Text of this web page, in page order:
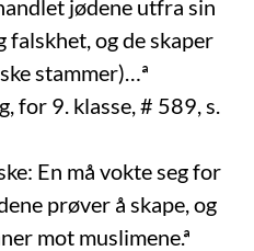
jødene utfra sin
falskhet, og de skaper
stammer)…ª
for 9. klasse, # 589, s.
En må vokte seg for
prøver å skape, og
mot muslimene.ª